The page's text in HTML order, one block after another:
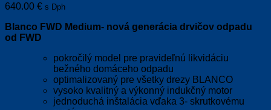
640.00 € s Dph
Blanco FWD Medium- nová generácia drvičov odpadu
od FWD
pokročilý model pre pravideľnú likvidáciu
bežného domáceho odpadu
optimalizovaný pre všetky drezy BLANCO
vysoko kvalitný a výkonný indukčný motor
jednoduchá inštalácia vďaka 3- skrutkovému